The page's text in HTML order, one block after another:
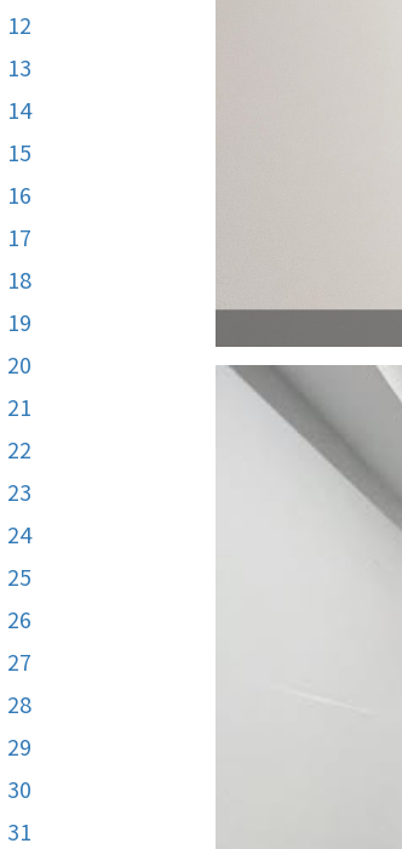
12
13
14
15
16
17
18
19
20
21
22
23
24
25
26
27
28
29
30
31